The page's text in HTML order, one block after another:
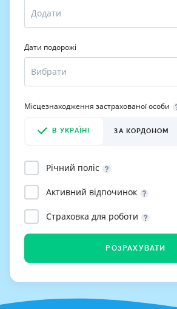
Дати подорожі
Місцезнаходження застрахованої особи
В УКРАЇНІ ЗА КОРДОНОМ
Річний поліс
Активний відпочинок
Страховка для роботи
РОЗРАХУВАТИ